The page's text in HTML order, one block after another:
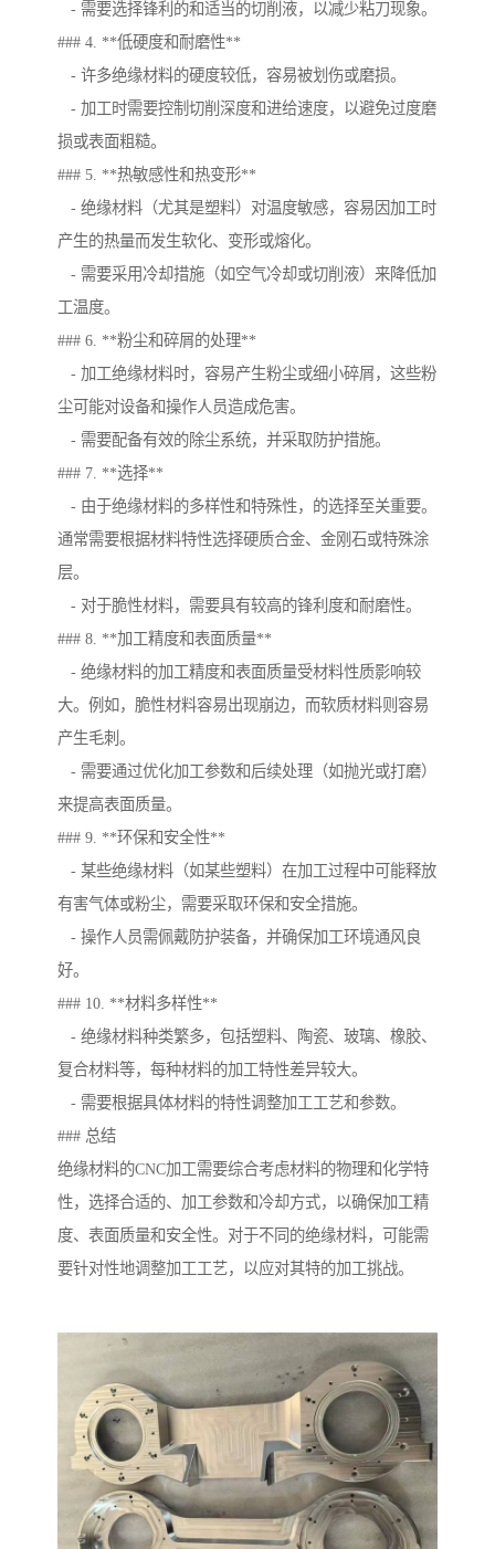
- 需要选择锋利的和适当的切削液，以减少粘刀现象。
### 4. **低硬度和耐磨性**
- 许多绝缘材料的硬度较低，容易被划伤或磨损。
- 加工时需要控制切削深度和进给速度，以避免过度磨
损或表面粗糙。
### 5. **热敏感性和热变形**
- 绝缘材料（尤其是塑料）对温度敏感，容易因加工时
产生的热量而发生软化、变形或熔化。
- 需要采用冷却措施（如空气冷却或切削液）来降低加
工温度。
### 6. **粉尘和碎屑的处理**
- 加工绝缘材料时，容易产生粉尘或细小碎屑，这些粉
尘可能对设备和操作人员造成危害。
- 需要配备有效的除尘系统，并采取防护措施。
### 7. **选择**
- 由于绝缘材料的多样性和特殊性，的选择至关重要。
通常需要根据材料特性选择硬质合金、金刚石或特殊涂
层。
- 对于脆性材料，需要具有较高的锋利度和耐磨性。
### 8. **加工精度和表面质量**
- 绝缘材料的加工精度和表面质量受材料性质影响较
大。例如，脆性材料容易出现崩边，而软质材料则容易
产生毛刺。
- 需要通过优化加工参数和后续处理（如抛光或打磨）
来提高表面质量。
### 9. **环保和安全性**
- 某些绝缘材料（如某些塑料）在加工过程中可能释放
有害气体或粉尘，需要采取环保和安全措施。
- 操作人员需佩戴防护装备，并确保加工环境通风良
好。
### 10. **材料多样性**
- 绝缘材料种类繁多，包括塑料、陶瓷、玻璃、橡胶、
复合材料等，每种材料的加工特性差异较大。
- 需要根据具体材料的特性调整加工工艺和参数。
### 总结
绝缘材料的CNC加工需要综合考虑材料的物理和化学特
性，选择合适的、加工参数和冷却方式，以确保加工精
度、表面质量和安全性。对于不同的绝缘材料，可能需
要针对性地调整加工工艺，以应对其特的加工挑战。